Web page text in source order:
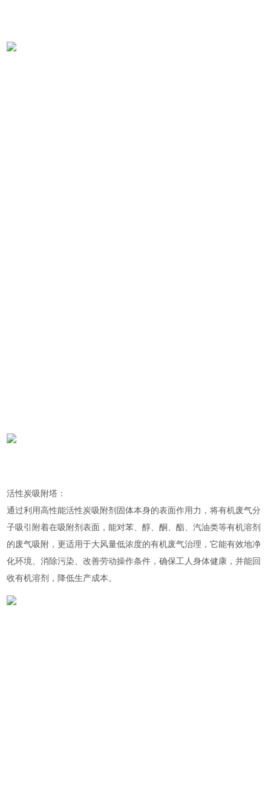
活性炭吸附塔：
通过利用高性能活性炭吸附剂固体本身的表面作用力，将有机废气分
子吸引附着在吸附剂表面，能对苯、醇、酮、酯、汽油类等有机溶剂
的废气吸附，更适用于大风量低浓度的有机废气治理，它能有效地净
化环境、消除污染、改善劳动操作条件，确保工人身体健康，并能回
收有机溶剂，降低生产成本。